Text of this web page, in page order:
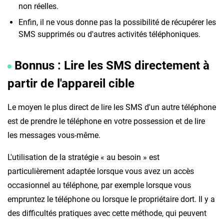
non réelles.
Enfin, il ne vous donne pas la possibilité de récupérer les
SMS supprimés ou d'autres activités téléphoniques.
Bonnus : Lire les SMS directement à
partir de l'appareil cible
Le moyen le plus direct de lire les SMS d'un autre téléphone
est de prendre le téléphone en votre possession et de lire
les messages vous-même.
L'utilisation de la stratégie « au besoin » est
particulièrement adaptée lorsque vous avez un accès
occasionnel au téléphone, par exemple lorsque vous
empruntez le téléphone ou lorsque le propriétaire dort. Il y a
des difficultés pratiques avec cette méthode, qui peuvent